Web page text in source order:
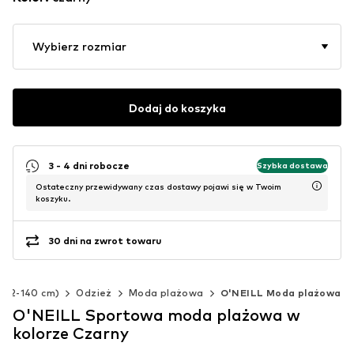
Wybierz rozmiar
Dodaj do koszyka
3 - 4 dni robocze Szybka dostawa
Ostateczny przewidywany czas dostawy pojawi się w Twoim
koszyku.
30 dni na zwrot towaru
140 cm) Odzież Moda plażowa O'NEILL Moda plażowa
O'NEILL Sportowa moda plażowa w
kolorze Czarny